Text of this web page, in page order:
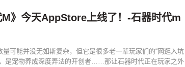
》今天AppStore上线了！-石器时代m
可能并没无如斯复杂，但它是很多老一辈玩家们的“网逛入坑
是宠物养成深度弄法的开创者……那让石器时代正在玩家之外